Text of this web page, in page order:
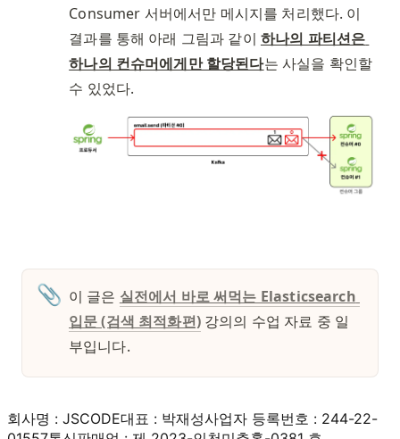
Consumer 서버에서만 메시지를 처리했다. 이
결과를 통해 아래 그림과 같이 하나의 파티션은
하나의 컨슈머에게만 할당된다는 사실을 확인할
수 있었다.
📎 이 글은 실전에서 바로 써먹는 Elasticsearch
입문 (검색 최적화편) 강의의 수업 자료 중 일
부입니다.
회사명 : JSCODE대표 : 박재성사업자 등록번호 : 244-22-